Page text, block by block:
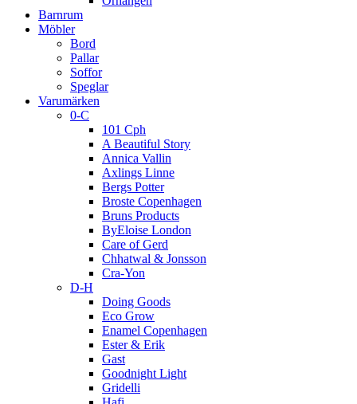
Barnrum
Möbler
Bord
Pallar
Soffor
Speglar
Varumärken
0-C
101 Cph
A Beautiful Story
Annica Vallin
Axlings Linne
Bergs Potter
Broste Copenhagen
Bruns Products
ByEloise London
Care of Gerd
Chhatwal & Jonsson
Cra-Yon
D-H
Doing Goods
Eco Grow
Enamel Copenhagen
Ester & Erik
Gast
Goodnight Light
Gridelli